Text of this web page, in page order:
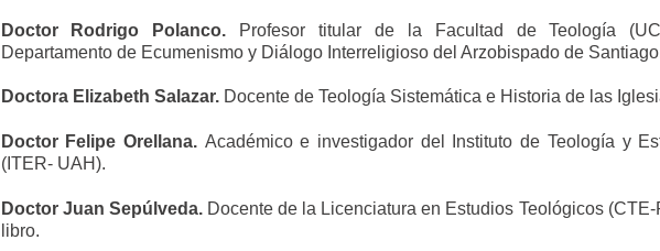
Doctor Rodrigo Polanco.
Profesor titular de la Facultad de Teología
Departamento de Ecumenismo y Diálogo Interreligioso del Arzobispado de
Doctora Elizabeth Salazar. Docente de Teología Sistemática e Historia de las
Doctor Felipe Orellana. Académico e investigador del Instituto de Teología y
(ITER- UAH).
Doctor Juan Sepúlveda. Docente de la Licenciatura en Estudios Teológicos (CTE-
libro.